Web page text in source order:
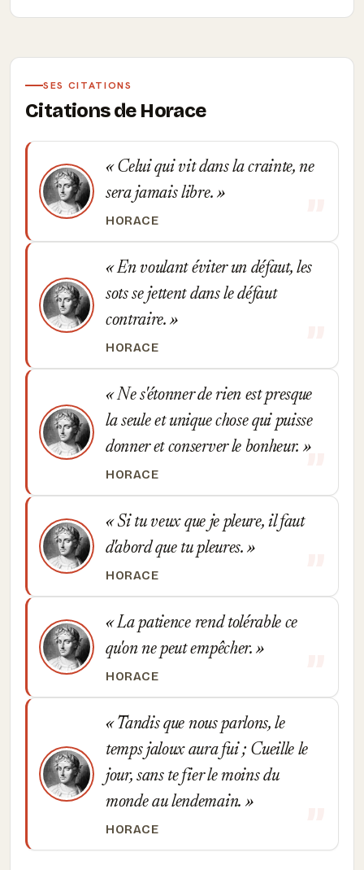
SES CITATIONS
Citations de Horace
Celui qui vit dans la crainte, ne
sera jamais libre.
HORACE
En voulant éviter un défaut, les
sots se jettent dans le défaut
contraire.
HORACE
Ne s'étonner de rien est presque
la seule et unique chose qui puisse
donner et conserver le bonheur.
HORACE
Si tu veux que je pleure, il faut
d'abord que tu pleures.
HORACE
La patience rend tolérable ce
qu'on ne peut empêcher.
HORACE
Tandis que nous parlons, le
temps jaloux aura fui ; Cueille le
jour, sans te fier le moins du
monde au lendemain.
HORACE